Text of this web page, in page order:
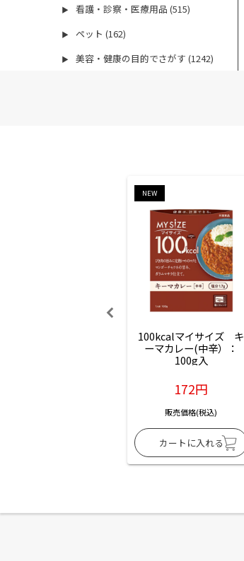
▶ 看護・診察・医療用品 (515)
▶ ペット (162)
▶ 美容・健康の目的でさがす (1242)
NEW
100kcalマイサイズ　キ
ーマカレー(中辛）：
100g入
172円
販売価格(税込)